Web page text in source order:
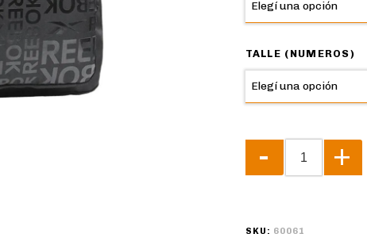
TALLE (NUMEROS)
SKU: 60061